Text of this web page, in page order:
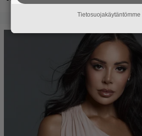
Tietosuojakäytäntömme